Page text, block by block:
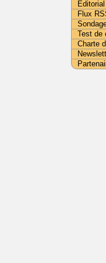
Editorial
Flux
Test de
Charte